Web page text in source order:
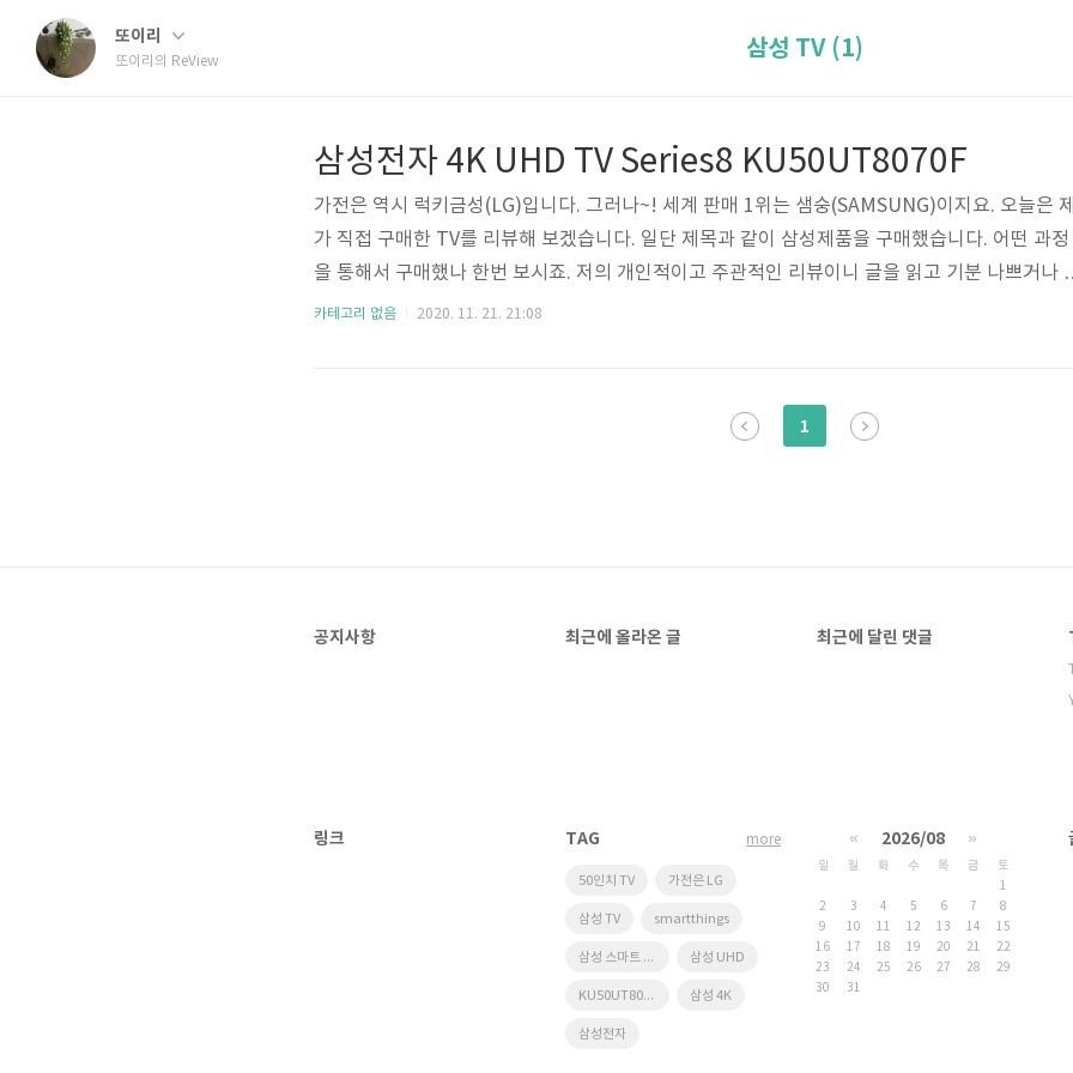
또이리
또이리의 ReView 삼성 TV (1)
삼성전자 4K UHD TV Series8 KU50UT8070F
가전은 역시 럭키금성(LG)입니다. 그러나~! 세계 판매 1위는 샘숭(SAMSUNG)이지요. 오늘은 제
가 직접 구매한 TV를 리뷰해 보겠습니다. 일단 제목과 같이 삼성제품을 구매했습니다. 어떤 과정
을 통해서 구매했나 한번 보시죠. 저의 개인적이고 주관적인 리뷰이니 글을 읽고 기분 나쁘거나
편해하지 않으셨으면 좋겠습니다. 저는 서울에 거주하고 있습니다. 오피스텔에서 자취를 하며, 일
구매하느냐, 고가의 제품을 구매해서 이사 나갈 때 가져가느냐, 이사할 때 이동에 무리가 없는 사
카테고리 없음 2020. 11. 21. 21:08
1
공지사항 최근에 올라온 글 최근에 달린 댓글
링크 TAG
50인치 TV 가전은 LG
삼성 TV smartthings
삼성 스마트 리모컨 삼성 UHD
KU50UT8070F 삼성 4K
삼성전자
more « 2026/08 »
일 월 화 수 목 금
토
1
2
3 4 5 6 7
8
9
10 11 12 13 14
15
16
17 18 19 20 21
22
23
24 25 26 27 28
29
30
31